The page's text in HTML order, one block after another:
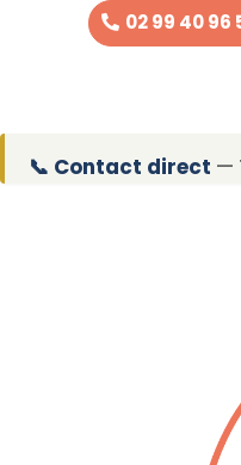
02 99 40 96
📞 Contact direct —